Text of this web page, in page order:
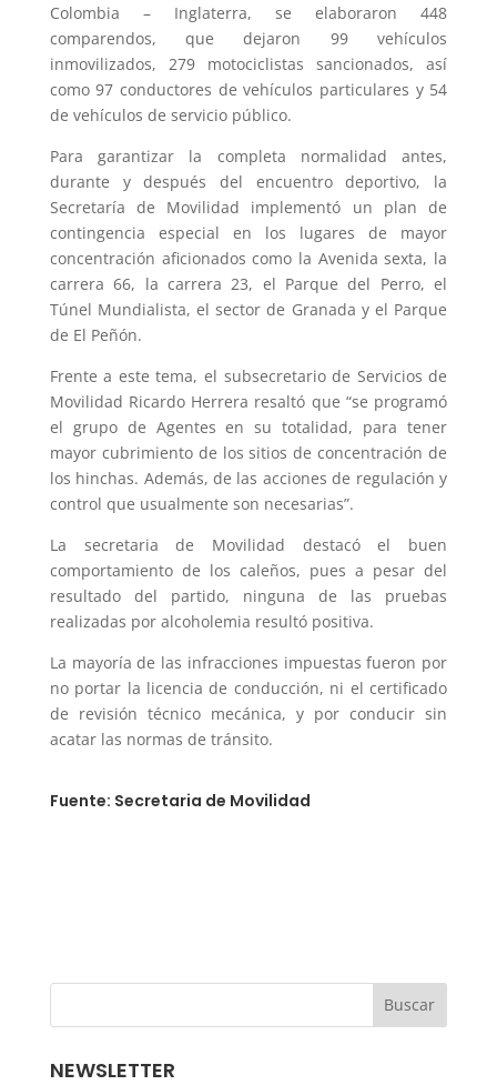
Colombia – Inglaterra, se elaboraron 448
comparendos, que dejaron 99 vehículos
inmovilizados, 279 motociclistas sancionados, así
como 97 conductores de vehículos particulares y 54
de vehículos de servicio público.
Para garantizar la completa normalidad antes,
durante y después del encuentro deportivo, la
Secretaría de Movilidad implementó un plan de
contingencia especial en los lugares de mayor
concentración aficionados como la Avenida sexta, la
carrera 66, la carrera 23, el Parque del Perro, el
Túnel Mundialista, el sector de Granada y el Parque
de El Peñón.
Frente a este tema, el subsecretario de Servicios de
Movilidad Ricardo Herrera resaltó que “se programó
el grupo de Agentes en su totalidad, para tener
mayor cubrimiento de los sitios de concentración de
los hinchas. Además, de las acciones de regulación y
control que usualmente son necesarias”.
La secretaria de Movilidad destacó el buen
comportamiento de los caleños, pues a pesar del
resultado del partido, ninguna de las pruebas
realizadas por alcoholemia resultó positiva.
La mayoría de las infracciones impuestas fueron por
no portar la licencia de conducción, ni el certificado
de revisión técnico mecánica, y por conducir sin
acatar las normas de tránsito.
Fuente: Secretaria de Movilidad
NEWSLETTER